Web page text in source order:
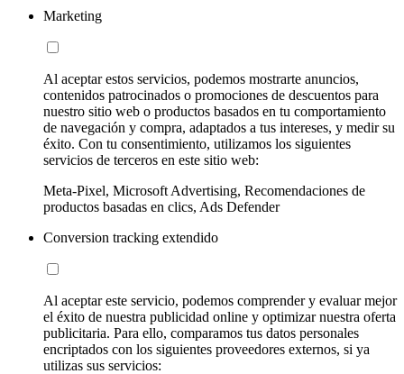
Marketing
Al aceptar estos servicios, podemos mostrarte anuncios,
contenidos patrocinados o promociones de descuentos para
nuestro sitio web o productos basados en tu comportamiento
de navegación y compra, adaptados a tus intereses, y medir su
éxito. Con tu consentimiento, utilizamos los siguientes
servicios de terceros en este sitio web:
Meta-Pixel, Microsoft Advertising, Recomendaciones de
productos basadas en clics, Ads Defender
Conversion tracking extendido
Al aceptar este servicio, podemos comprender y evaluar mejor
el éxito de nuestra publicidad online y optimizar nuestra oferta
publicitaria. Para ello, comparamos tus datos personales
encriptados con los siguientes proveedores externos, si ya
utilizas sus servicios: